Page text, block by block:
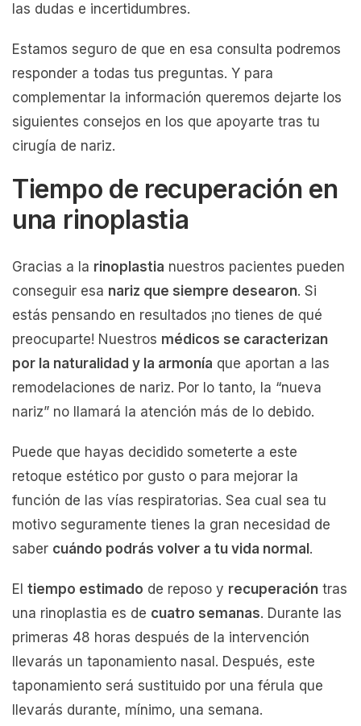
las dudas e incertidumbres.
Estamos seguro de que en esa consulta podremos
responder a todas tus preguntas. Y para
complementar la información queremos dejarte los
siguientes consejos en los que apoyarte tras tu
cirugía de nariz.
Tiempo de recuperación en
una rinoplastia
Gracias a la rinoplastia nuestros pacientes pueden
conseguir esa nariz que siempre desearon. Si
estás pensando en resultados ¡no tienes de qué
preocuparte! Nuestros médicos se caracterizan
por la naturalidad y la armonía que aportan a las
remodelaciones de nariz. Por lo tanto, la “nueva
nariz” no llamará la atención más de lo debido.
Puede que hayas decidido someterte a este
retoque estético por gusto o para mejorar la
función de las vías respiratorias. Sea cual sea tu
motivo seguramente tienes la gran necesidad de
saber cuándo podrás volver a tu vida normal .
El tiempo estimado de reposo y recuperación tras
una rinoplastia es de cuatro semanas. Durante las
primeras 48 horas después de la intervención
llevarás un taponamiento nasal. Después, este
taponamiento será sustituido por una férula que
llevarás durante, mínimo, una semana.